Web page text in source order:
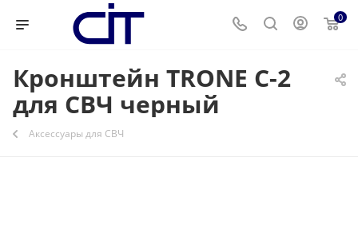
0
Кронштейн TRONE C-2
для СВЧ черный
Аксессуары для СВЧ